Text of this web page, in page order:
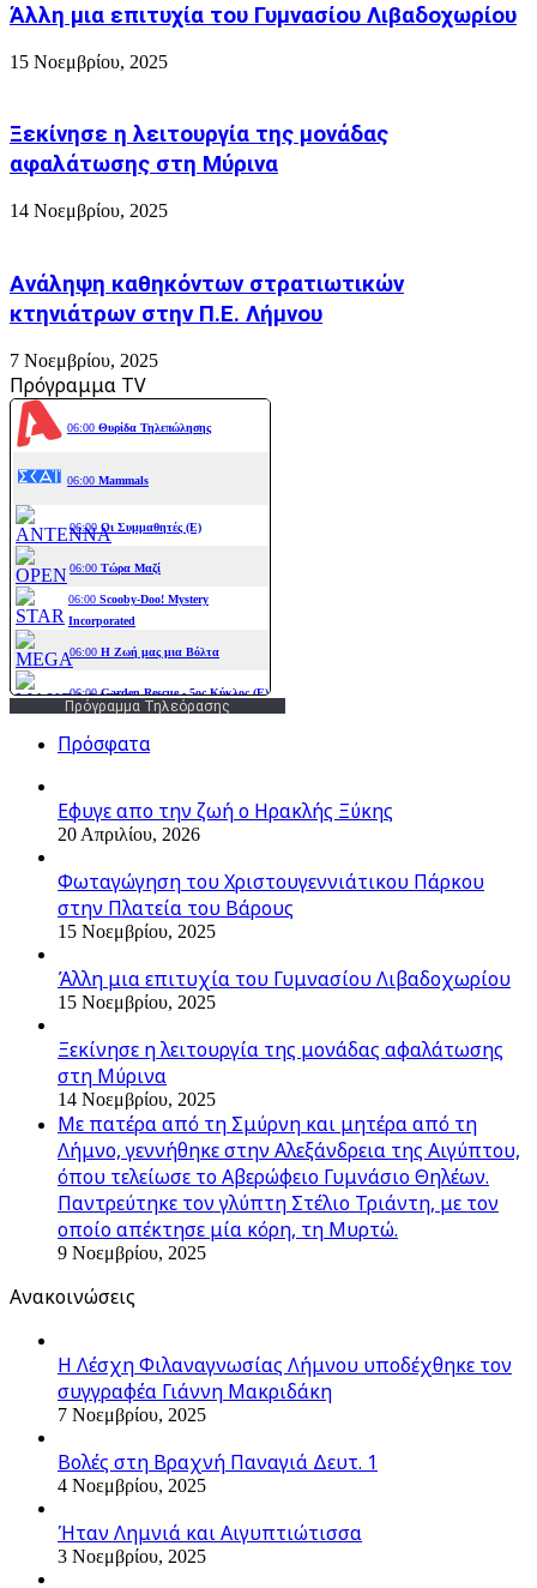
Άλλη μια επιτυχία του Γυμνασίου Λιβαδοχωρίου
15 Νοεμβρίου, 2025
Ξεκίνησε η λειτουργία της μονάδας
αφαλάτωσης στη Μύρινα
14 Νοεμβρίου, 2025
Ανάληψη καθηκόντων στρατιωτικών
κτηνιάτρων στην Π.Ε. Λήμνου
7 Νοεμβρίου, 2025
Πρόγραμμα TV
Πρόγραμμα Τηλεόρασης
Πρόσφατα
Εφυγε απο την ζωή o Ηρακλής Ξύκης
20 Απριλίου, 2026
Φωταγώγηση του Χριστουγεννιάτικου Πάρκου
στην Πλατεία του Βάρους
15 Νοεμβρίου, 2025
Άλλη μια επιτυχία του Γυμνασίου Λιβαδοχωρίου
15 Νοεμβρίου, 2025
Ξεκίνησε η λειτουργία της μονάδας αφαλάτωσης
στη Μύρινα
14 Νοεμβρίου, 2025
Με πατέρα από τη Σμύρνη και μητέρα από τη
Λήμνο, γεννήθηκε στην Αλεξάνδρεια της Αιγύπτου,
όπου τελείωσε το Αβερώφειο Γυμνάσιο Θηλέων.
Παντρεύτηκε τον γλύπτη Στέλιο Τριάντη, με τον
οποίο απέκτησε μία κόρη, τη Μυρτώ.
9 Νοεμβρίου, 2025
Ανακοινώσεις
Η Λέσχη Φιλαναγνωσίας Λήμνου υποδέχθηκε τον
συγγραφέα Γιάννη Μακριδάκη
7 Νοεμβρίου, 2025
Βολές στη Βραχνή Παναγιά Δευτ. 1
4 Νοεμβρίου, 2025
Ήταν Λημνιά και Αιγυπτιώτισσα
3 Νοεμβρίου, 2025